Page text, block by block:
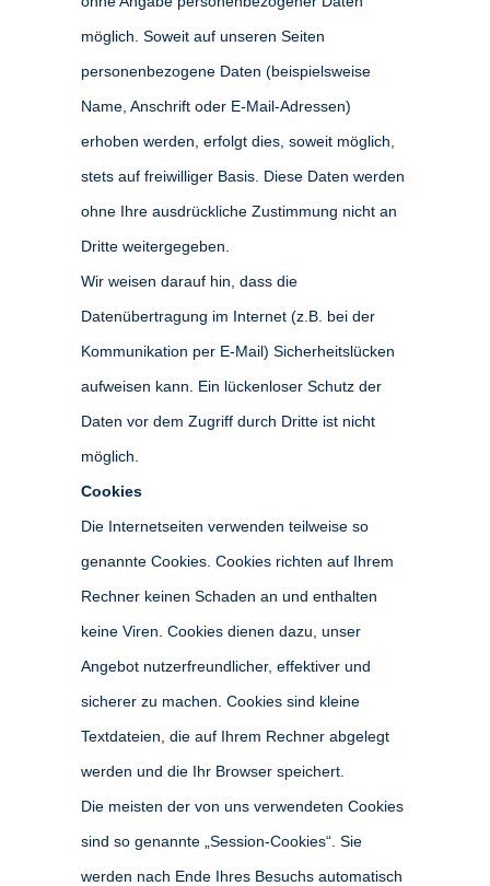
möglich. Soweit auf unseren Seiten
personenbezogene Daten (beispielsweise
Name, Anschrift oder E-Mail-Adressen)
erhoben werden, erfolgt dies, soweit möglich,
stets auf freiwilliger Basis. Diese Daten werden
ohne Ihre ausdrückliche Zustimmung nicht an
Dritte weitergegeben.
Wir weisen darauf hin, dass die
Datenübertragung im Internet (z.B. bei der
Kommunikation per E-Mail) Sicherheitslücken
aufweisen kann. Ein lückenloser Schutz der
Daten vor dem Zugriff durch Dritte ist nicht
möglich.
Cookies
Die Internetseiten verwenden teilweise so
genannte Cookies. Cookies richten auf Ihrem
Rechner keinen Schaden an und enthalten
keine Viren. Cookies dienen dazu, unser
Angebot nutzerfreundlicher, effektiver und
sicherer zu machen. Cookies sind kleine
Textdateien, die auf Ihrem Rechner abgelegt
werden und die Ihr Browser speichert.
Die meisten der von uns verwendeten Cookies
sind so genannte „Session-Cookies“. Sie
werden nach Ende Ihres Besuchs automatisch